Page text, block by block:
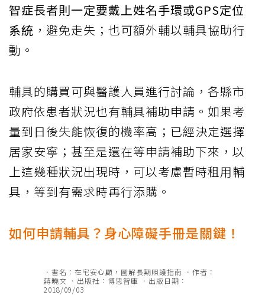
智症長者則一定要戴上姓名手環或GPS定位
系統 ，避免走失；也可額外輔以輔具協助行
動。
輔具的購買可與醫護人員進行討論，各縣市
政府依患者狀況也有輔具補助申請。如果考
量到日後失能恢復的機率高；已經決定選擇
居家安寧；甚至是還在等申請補助下來，以
上這幾種狀況出現時，可以考慮暫時租用輔
具，等到有需求時再行添購。
如何申請輔具？身心障礙手冊是關鍵！
．書名：在宅安心顧，圖解長期照護指南 ．作者：
蔣曉文 ．出版社：博思智庫 ．出版日期：
2018/09/03